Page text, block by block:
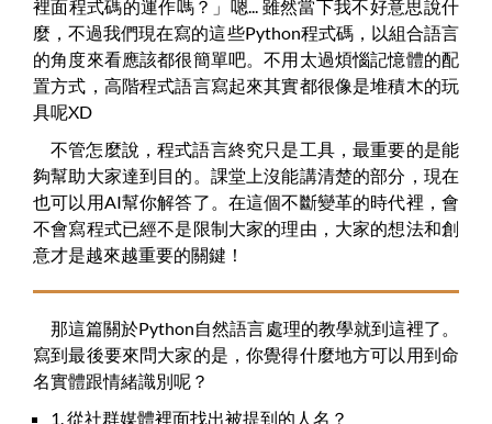
裡面程式碼的運作嗎？」嗯... 雖然當下我不好意思說什
麼，不過我們現在寫的這些Python程式碼，以組合語言
的角度來看應該都很簡單吧。不用太過煩惱記憶體的配
置方式，高階程式語言寫起來其實都很像是堆積木的玩
具呢XD
不管怎麼說，程式語言終究只是工具，最重要的是能
夠幫助大家達到目的。課堂上沒能講清楚的部分，現在
也可以用AI幫你解答了。在這個不斷變革的時代裡，會
不會寫程式已經不是限制大家的理由，大家的想法和創
意才是越來越重要的關鍵！
那這篇關於Python自然語言處理的教學就到這裡了。
寫到最後要來問大家的是，你覺得什麼地方可以用到命
名實體跟情緒識別呢？
1. 從社群媒體裡面找出被提到的人名？